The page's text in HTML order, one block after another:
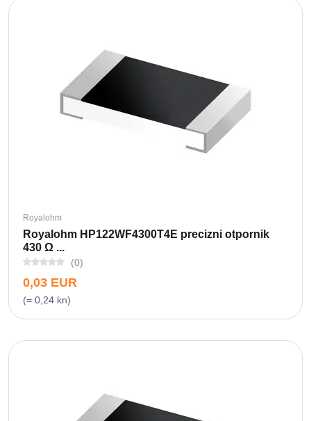
Royalohm
Royalohm HP122WF4300T4E precizni otpornik
430 Ω ...
(0)
0,03 EUR
(= 0,24 kn)